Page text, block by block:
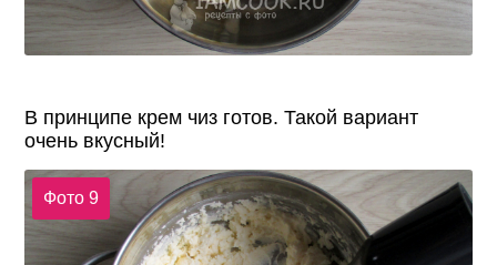
В принципе крем чиз готов. Такой вариант
очень вкусный!
Фото 9